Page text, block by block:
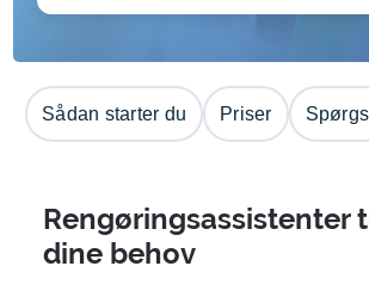
Sådan starter du Priser
Rengøringsassistenter
dine behov